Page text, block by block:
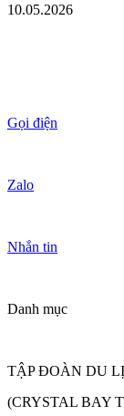
10.05.2026
Gọi điện
Zalo
Nhắn tin
Danh mục
TẬP ĐOÀN DU
(CRYSTAL BAY